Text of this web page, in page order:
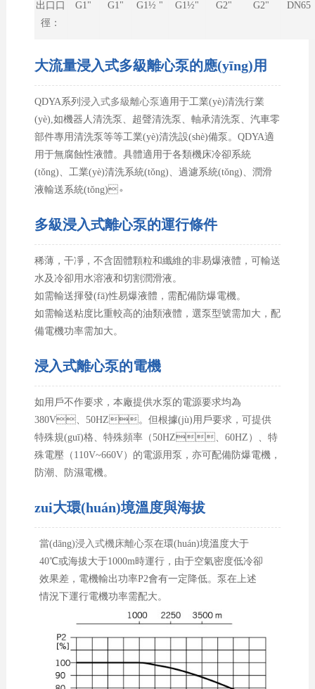
出口口
徑：
G1" G1" G1½ " G1½" G2" G2" DN65
大流量浸入式多級離心泵的應(yīng)用
QDYA系列 浸入式多級離心泵適用于工業(yè)清洗行業
(yè),如機器人清洗泵、超聲清洗泵、軸承清洗泵、汽車零
部件專用清洗泵等等工業(yè)清洗設(shè)備泵。QDYA適
用于無腐蝕性液體。具體適用于各類機床冷卻系統
(tǒng)、工業(yè)清洗系統(tǒng)、過濾系統(tǒng)、潤滑
液輸送系統(tǒng)。
多級浸入式離心泵的運行條件
稀薄，干凈，不含固體顆粒和纖維的非易爆液體，可輸送
水及冷卻用水溶液和切割潤滑液。
如需輸送揮發(fā)性易爆液體，需配備防爆電機。
如需輸送粘度比重較高的油類液體，選泵型號需加大，配
備電機功率需加大。
浸入式離心泵的電機
如用戶不作要求，本廠提供水泵的電源要求均為
380V、50HZ。但根據(jù)用戶要求，可提供
特殊規(guī)格、特殊頻率（50HZ、60HZ）、特
殊電壓（110V~660V）的電源用泵，亦可配備防爆電機，
防潮、防濕電機。
zui大環(huán)境溫度與海拔
當(dāng)浸入式機床離心泵在環(huán)境溫度大于
40℃或海拔大于1000m時運行，由于空氣密度低冷卻
效果差，電機輸出功率P2會有一定降低。泵在上述
情況下運行電機功率需配大。